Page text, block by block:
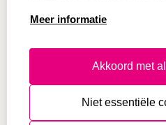
Instructie voor
Aanleverspecificaties
Safety Sheets
Meer informatie
Akkoord met
Niet essentiële